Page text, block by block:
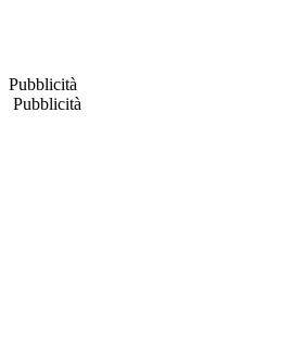
Pubblicità
Pubblicità